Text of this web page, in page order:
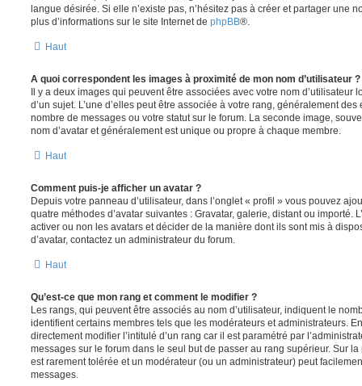
langue désirée. Si elle n’existe pas, n’hésitez pas à créer et partager une
plus d’informations sur le site Internet de phpBB®.
Haut
A quoi correspondent les images à proximité de mon nom d’utilisateur ?
Il y a deux images qui peuvent être associées avec votre nom d’utilisateur
d’un sujet. L’une d’elles peut être associée à votre rang, généralement
nombre de messages ou votre statut sur le forum. La seconde image,
nom d’avatar et généralement est unique ou propre à chaque membre.
Haut
Comment puis-je afficher un avatar ?
Depuis votre panneau d’utilisateur, dans l’onglet « profil » vous pouvez
quatre méthodes d’avatar suivantes : Gravatar, galerie, distant ou importé.
activer ou non les avatars et décider de la manière dont ils sont mis à
d’avatar, contactez un administrateur du forum.
Haut
Qu’est-ce que mon rang et comment le modifier ?
Les rangs, qui peuvent être associés au nom d’utilisateur, indiquent le
identifient certains membres tels que les modérateurs et administrateurs.
directement modifier l’intitulé d’un rang car il est paramétré par
messages sur le forum dans le seul but de passer au rang supérieur. Sur
est rarement tolérée et un modérateur (ou un administrateur) peut
messages.